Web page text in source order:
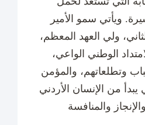
ويأتي سمو الأمير
ولي العهد المعظم،
الوطني الواعي،
وتطلعاتهم، والمؤمن
يبدأ من الإنسان الأردني